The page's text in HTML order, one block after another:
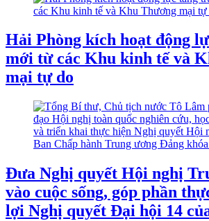
Hải Phòng kích hoạt động
mới từ các Khu kinh tế và
mại tự do
Đưa Nghị quyết Hội nghị
vào cuộc sống, góp phần
lợi Nghị quyết Đại hội 14